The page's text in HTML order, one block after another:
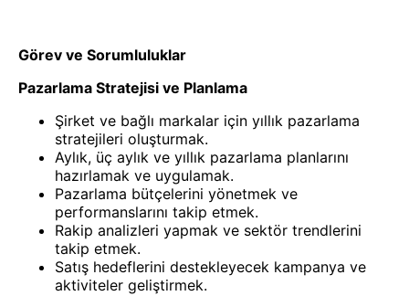
Görev ve Sorumluluklar
Pazarlama Stratejisi ve Planlama
Şirket ve bağlı markalar için yıllık pazarlama
stratejileri oluşturmak.
Aylık, üç aylık ve yıllık pazarlama planlarını
hazırlamak ve uygulamak.
Pazarlama bütçelerini yönetmek ve
performanslarını takip etmek.
Rakip analizleri yapmak ve sektör trendlerini
takip etmek.
Satış hedeflerini destekleyecek kampanya ve
aktiviteler geliştirmek.